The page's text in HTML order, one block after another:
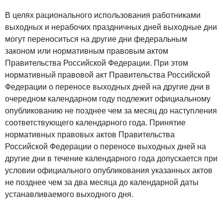
В целях рационального использования работниками
выходных и нерабочих праздничных дней выходные дни
могут переноситься на другие дни федеральным
законом или нормативным правовым актом
Правительства Российской Федерации. При этом
нормативный правовой акт Правительства Российской
Федерации о переносе выходных дней на другие дни в
очередном календарном году подлежит официальному
опубликованию не позднее чем за месяц до наступления
соответствующего календарного года. Принятие
нормативных правовых актов Правительства
Российской Федерации о переносе выходных дней на
другие дни в течение календарного года допускается при
условии официального опубликования указанных актов
не позднее чем за два месяца до календарной даты
устанавливаемого выходного дня.